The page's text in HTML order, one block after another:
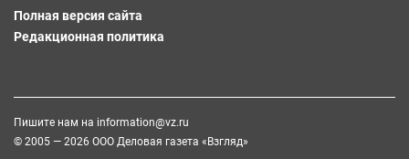
Полная версия сайта
Редакционная политика
Пишите нам на information@vz.ru
© 2005 — 2026 ООО Деловая газета «Взгляд»